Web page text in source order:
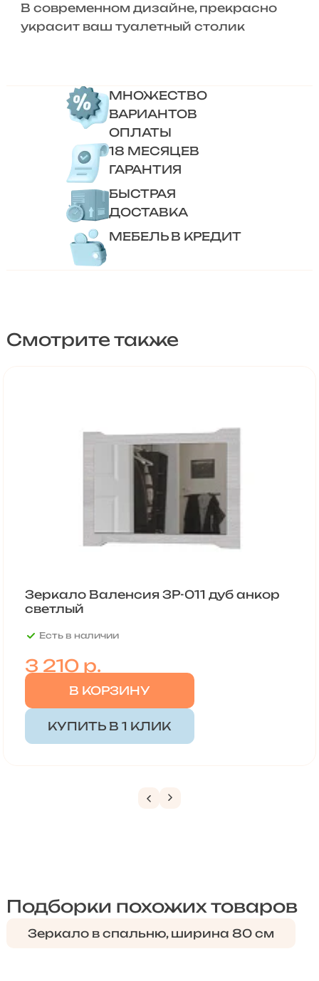
В современном дизайне, прекрасно
украсит ваш туалетный столик
МНОЖЕСТВО
ВАРИАНТОВ
ОПЛАТЫ
18 МЕСЯЦЕВ
ГАРАНТИЯ
БЫСТРАЯ
ДОСТАВКА
МЕБЕЛЬ В КРЕДИТ
Смотрите также
Зеркало Валенсия ЗР-011 дуб анкор
светлый
Есть в наличии
3 210р.
В КОРЗИНУ
КУПИТЬ В 1 КЛИК
Подборки похожих товаров
Зеркало в спальню, ширина 80 см